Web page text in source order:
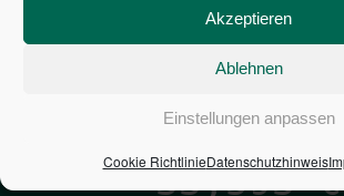
Akzeptieren
Ablehnen
Einstellungen anpassen
Cookie RichtlinieDatenschutzhinweis
STAATSVERSCHULDUNG
33,593€